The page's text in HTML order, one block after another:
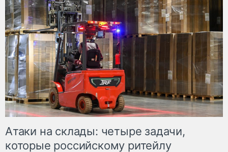
Атаки на склады: четыре задачи,
которые российскому ритейлу